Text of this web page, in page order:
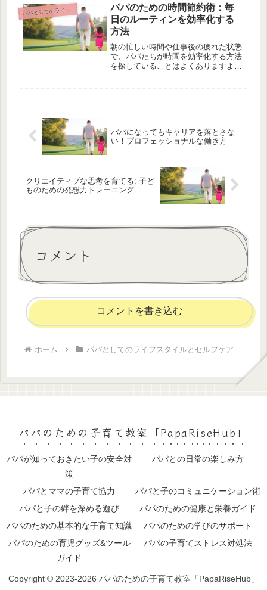
ちは現在の睡眠状況についてどう思っ
ているのでしょうか？さらに、睡眠習
慣...
パ パとしてのライフスタイルとセルフケア
パパのための時間節約術：毎
日のルーティンを効率化する
方法
朝の忙しい時間や仕事後の疲れた状態
で、パパたちが時間を効率化する方法
を探していることはよくありますよ
パパになってもキャリアを落とさな
い！プロフェッショナルな働き方
クリエイティブな思考を育てる: 子ど
ものための発想力トレーニング
コメント
コメントを書き込む
ホーム パパとしてのライフスタイルとセルフケア
パパのための子育て教室「PapaRiseHub」
パパが知っておきたい子の安全対
策
パパとの日常の楽しみ方
パパとママの子育て協力
パパと子のコミュニケーション術
パパと子の絆を深める遊び
パパのための健康と栄養ガイド
パパのための基本的な子育て知識
パパのための学びのサポート
パパのための育児グッズ&ツール
ガイド
パパの子育てストレス対処法
Copyright © 2023-2026 パパのための子育て教室「PapaRiseHub」